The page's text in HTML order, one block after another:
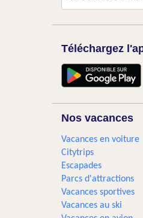
Téléchargez
Nos vacances
Vacances en voiture
Citytrips
Escapades
Parcs d'attractions
Vacances sportives
Vacances au ski